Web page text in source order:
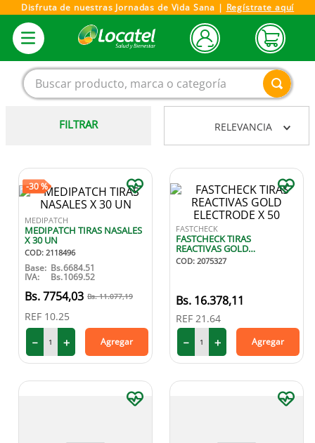
Disfruta de nuestras Jornadas de Vida Sana | Regístrate aquí
Buscar producto, marca o categoría
FILTRAR RELEVANCIA
-30 %
MEDIPATCH
MEDIPATCH TIRAS NASALES
X 30 UN
COD: 2118496
Base: Bs.6684.51
IVA: Bs.1069.52
7754,03 11.077,19
REF 10.25
＋
－ Agregar
FASTCHECK
FASTCHECK TIRAS
REACTIVAS GOLD
ELECTRODE X 50
COD: 2075327
16.378,11
REF 21.64
＋
－ Agregar
3.
tensiometro
vitamina c
5.
vitamina
6.
linezolid
7.
champu
.
protector solar
10. medias compresión